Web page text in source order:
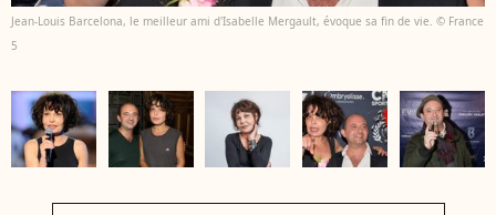
Jean-Louis Barcelona, le meilleur ami d'Isabelle Mergault, évoque sa fin de vie. © France
5